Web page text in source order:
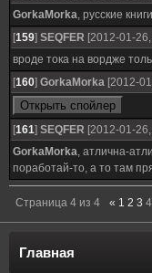
GorkaMorka, русские
[159] SEQFER [2012-01-
вроде тока на вордже
[160] GorkaMorka [2012-
[161] SEQFER [2012-01-
GorkaMorka, атлична-
поработай-то, а то там
Страница 4 из 4 « 1 2 3 4
Главная